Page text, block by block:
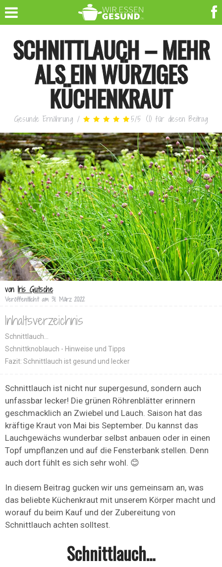
SCHNITTLAUCH – MEHR
ALS EIN WÜRZIGES
KÜCHENKRAUT
Gesunde Ernährung / 5/5 (1) für diesen Beitrag
von Iris Gutsche
Veröffentlicht am 31. März 2022
Inhaltsverzeichnis
Schnittlauch…
Schnittknoblauch - Hinweise und Tipps
Fazit: Schnittlauch ist gesund und lecker
Schnittlauch ist nicht nur supergesund, sondern auch
unfassbar lecker! Die grünen Röhrenblätter erinnern
geschmacklich an Zwiebel und Lauch. Saison hat das
kräftige Kraut von Mai bis September. Du kannst das
Lauchgewächs wunderbar selbst anbauen oder in einen
Topf umpflanzen und auf die Fensterbank stellen. Denn
auch dort fühlt es sich sehr wohl. 😊
In diesem Beitrag gucken wir uns gemeinsam an, was
das beliebte Küchenkraut mit unserem Körper macht und
worauf du beim Kauf und der Zubereitung von
Schnittlauch achten solltest.
Schnittlauch…